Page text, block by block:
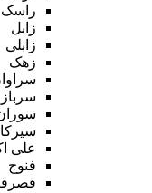
راسک
زابل
زابلی
زهک
سرباز
علی
فنوج